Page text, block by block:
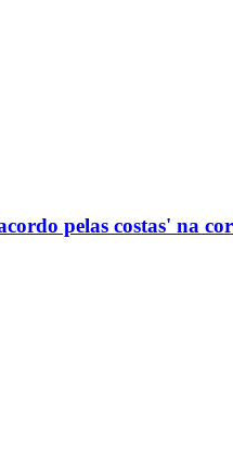
pelas costas' na